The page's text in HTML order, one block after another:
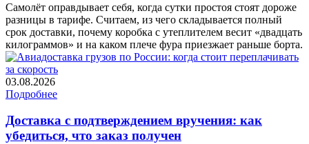
Самолёт оправдывает себя, когда сутки простоя стоят дороже
разницы в тарифе. Считаем, из чего складывается полный
срок доставки, почему коробка с утеплителем весит «двадцать
килограммов» и на каком плече фура приезжает раньше борта.
03.08.2026
Подробнее
Доставка с подтверждением вручения: как
убедиться, что заказ получен